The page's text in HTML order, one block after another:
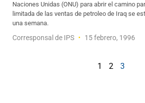
Naciones Unidas (ONU) para abrir el camino
limitada de las ventas de petroleo de Iraq se
una semana.
Corresponsal de IPS 15 febrero, 1996
1 2 3